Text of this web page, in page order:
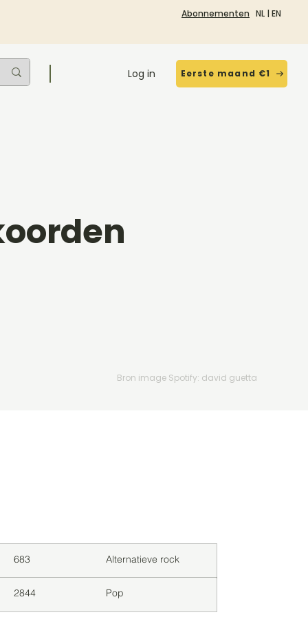
Abonnementen NL | EN
Log in Eerste maand €1
Bron image Spotify: david guetta
683 Alternatieve rock
2844 Pop